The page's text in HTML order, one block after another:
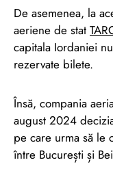
De asemenea, la
aeriene de stat
capitala Iordaniei
rezervate bilete.
Însă, compania
august 2024
pe care urma să le
între București și